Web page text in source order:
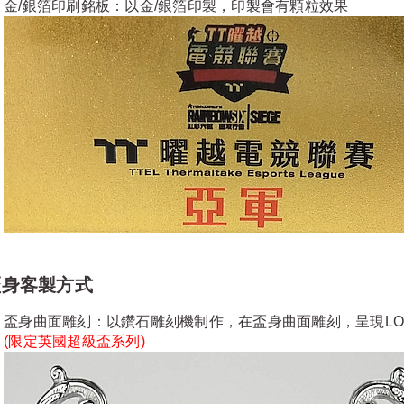
金/銀箔印刷銘板：以金/銀箔印製，印製會有顆粒效果
客製方式
盃身曲面雕刻：以鑽石雕刻機制作，在盃身曲面雕刻，呈現
(限定英國超級盃系列 )